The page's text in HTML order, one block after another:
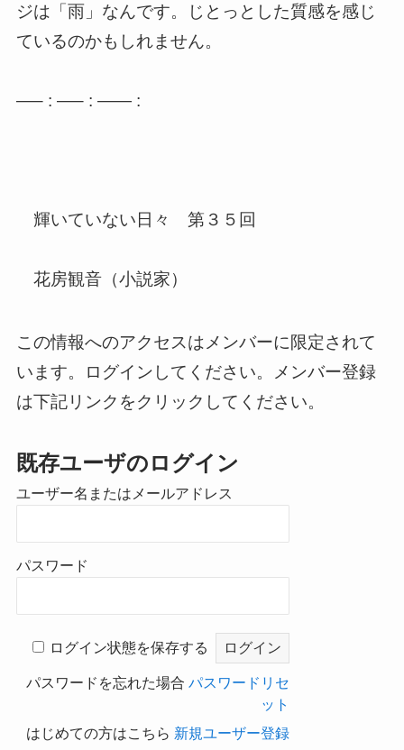
ジは「雨」なんです。
じとっとした質感を感じ
ているのかもしれません。
—– : —– : —— :
輝いていない日々 第３５回
花房観音（小説家）
この情報へのアクセスはメンバーに限定されて
います。ログインしてください。メンバー登録
は下記リンクをクリックしてください。
既存ユーザのログイン
ユーザー名またはメールアドレス
パスワード
ログイン状態を保存する
パスワードを忘れた場合 パスワードリセ
ット
はじめての方はこちら 新規ユーザー登録